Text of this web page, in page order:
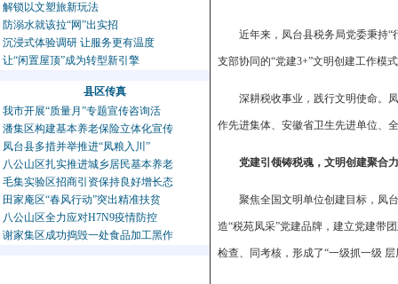
解锁以文塑旅新玩法
防溺水就该拉“网”出实招
沉浸式体验调研 让服务更有温度
让“闲置屋顶”成为转型新引擎
县区传真
我市开展“质量月”专题宣传咨询活
潘集区构建基本养老保险立体化宣传
凤台县多措并举推进“凤粮入川”
八公山区扎实推进城乡居民基本养老
毛集实验区招商引资保持良好增长态
田家庵区“春风行动”突出精准扶贫
八公山区全力应对H7N9疫情防控
谢家集区成功捣毁一处食品加工黑作
近年来，凤台县税务局党委秉持“
支部协同的“党建3+”文明创建工作模
深耕税收事业，践行文明使命。
作先进集体、安徽省卫生先进单位、
党建引领铸税魂，文明创建聚合力
聚焦全国文明单位创建目标，凤
造“税苑凤采”党建品牌，建立党建带
检查、同考核，形成了“一级抓一级